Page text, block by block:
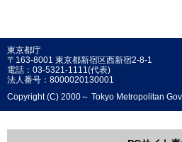
東京都庁
〒163-8001 東京都新宿区西新宿2-8-1
電話：03-5321-1111(代表)
法人番号：8000020130001
Copyright (C) 2000～ Tokyo Metropolitan